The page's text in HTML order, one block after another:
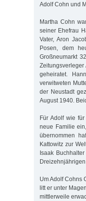
Adolf Cohn und
Martha Cohn
seiner Ehefrau
Vater, Aron
Posen, dem
Großneumarkt
geheiratet.
verwitweten
der Neustadt
August 1940.
Für Adolf wie
neue Familie
übernommen
Kattowitz zur
Isaak
Um Adolf Cohns
litt er unter
mittlerweile